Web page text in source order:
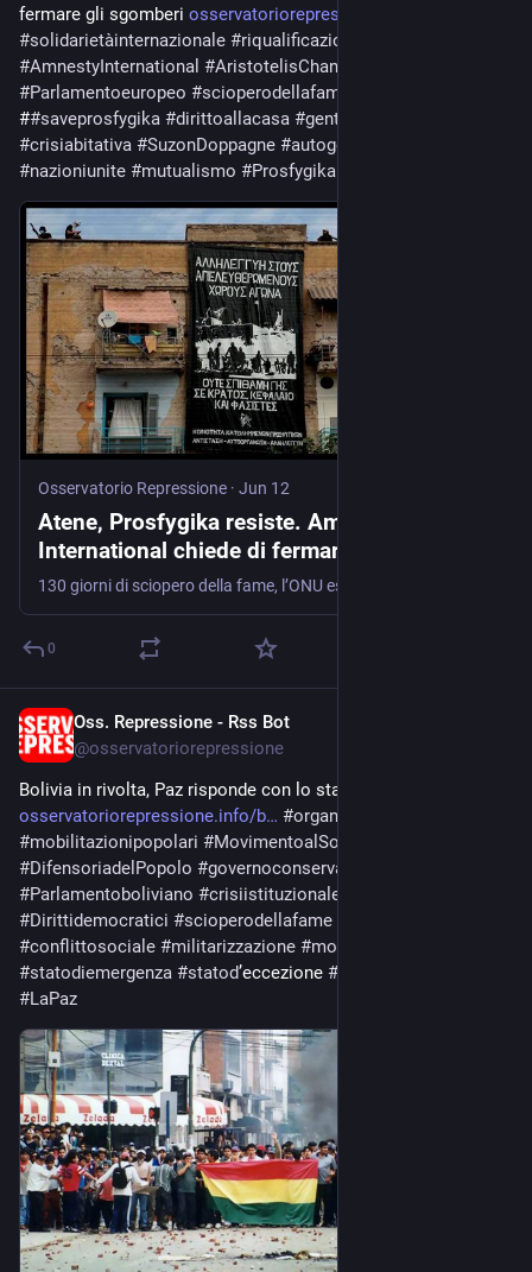
fermare gli sgomberi osservatoriorepressione.info/a
#solidarietàinternazionale #riqualificazioneurbana
#AmnestyInternational #AristotelisChantzis
#Parlamentoeuropeo #scioperodellafame
##saveprosfygika #dirittoallacasa #gentrificazione
#crisiabitativa #SuzonDoppagne #autogestione
#nazioniunite #mutualismo #Prosfygika
Osservatorio Repressione · Jun 12
Atene, Prosfygika resiste. Amnesty
International chiede di fermare gli sgomberi
0
Oss. Repressione - Rss Bot
@osservatoriorepressione
Bolivia in rivolta, Paz risponde con lo stato d’eccezione
osservatoriorepressione.info/b
#organizzazioniindigene
#mobilitazionipopolari #MovimentoalSocialismo
#DifensoriadelPopolo #governoconservatore
#Parlamentoboliviano #crisiistituzionale
#Dirittidemocratici #scioperodellafame
#conflittosociale #militarizzazione #movimentisociali
#statodiemergenza #statod’eccezione #
#LaPaz